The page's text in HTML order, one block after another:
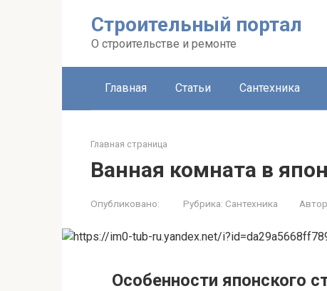
Строительный портал
О строительстве и ремонте
Главная Статьи Сантехника
Главная страница
Ванная комната в
Опубликовано: Рубрика: Сантехника
Особенности японского